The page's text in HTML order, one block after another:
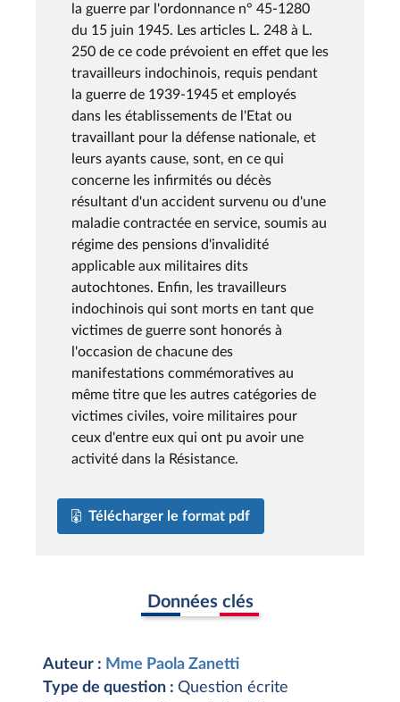
la guerre par l'ordonnance n° 45-1280
du 15 juin 1945. Les articles L. 248 à L.
250 de ce code prévoient en effet que les
travailleurs indochinois, requis pendant
la guerre de 1939-1945 et employés
dans les établissements de l'Etat ou
travaillant pour la défense nationale, et
leurs ayants cause, sont, en ce qui
concerne les infirmités ou décès
résultant d'un accident survenu ou d'une
maladie contractée en service, soumis au
régime des pensions d'invalidité
applicable aux militaires dits
autochtones. Enfin, les travailleurs
indochinois qui sont morts en tant que
victimes de guerre sont honorés à
l'occasion de chacune des
manifestations commémoratives au
même titre que les autres catégories de
victimes civiles, voire militaires pour
ceux d'entre eux qui ont pu avoir une
activité dans la Résistance.
Télécharger le format pdf
Données clés
Auteur : Mme Paola Zanetti
Type de question : Question écrite